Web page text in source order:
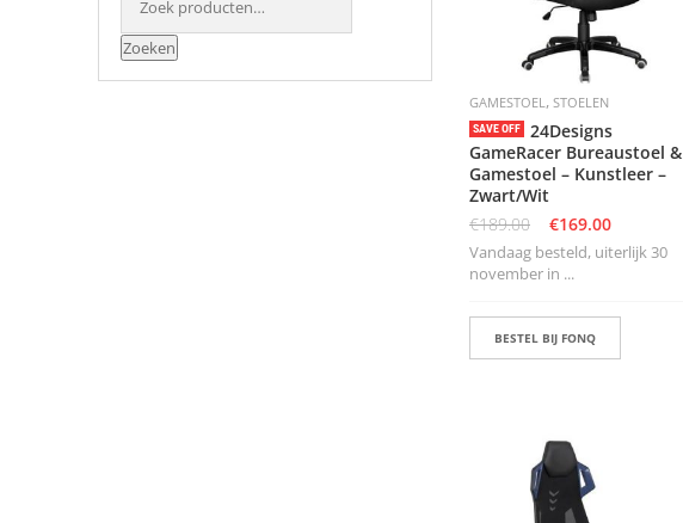
Zoeken
GAMESTOEL, STOELEN
SAVE OFF
24Designs
GameRacer Bureaustoel &
Gamestoel – Kunstleer –
Zwart/Wit
€189.00 €169.00
Vandaag besteld, uiterlijk 30
november in ...
BESTEL BIJ FONQ